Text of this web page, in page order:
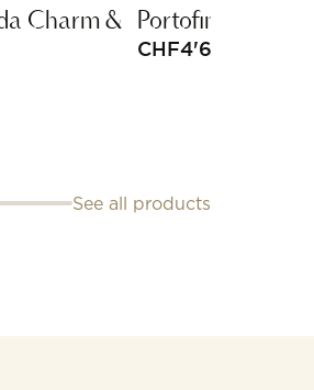
Charm & Portofino
CHF4'600
See all products